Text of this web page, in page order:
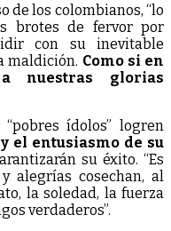
de los colombianos, “lo
brotes de fervor por
con su inevitable
maldición. Como si en
nuestras glorias
ídolos” logren
el entusiasmo de su
su éxito. “Es
alegrías cosechan, al
la soledad, la fuerza
verdaderos”.